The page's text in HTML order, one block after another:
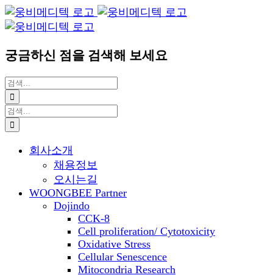
콘
텐
로
너
뛰
기
Blogger
YouTube
Facebook
이
메
궁금하신 점을 검색해 보세요
검
색:
검
색:
회사소개
채용정보
오시는길
WOONGBEE Partner
Dojindo
CCK-8
Cell proliferation/ Cytotoxicity
Oxidative Stress
Cellular Senescence
Mitocondria Research